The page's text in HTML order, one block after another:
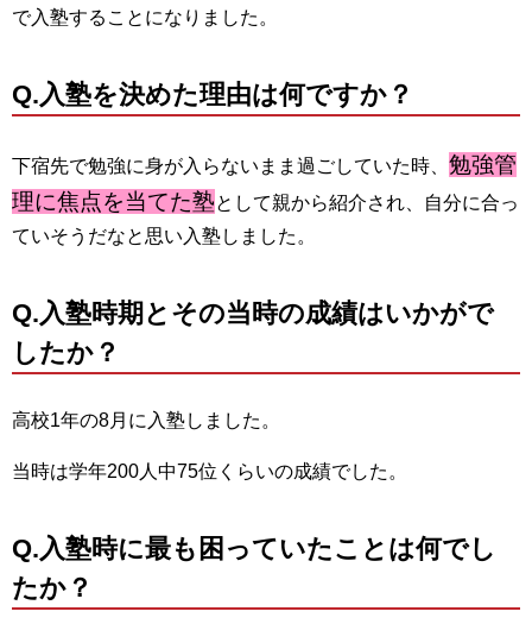
で入塾することになりました。
Q.入塾を決めた理由は何ですか？
下宿先で勉強に身が入らないまま過ごしていた時、 勉強管
理に焦点を当てた塾として親から紹介され、自分に合っ
ていそうだなと思い入塾しました。
Q.入塾時期とその当時の成績はいかがで
したか？
高校1年の8月に入塾しました。
当時は学年200人中75位くらいの成績でした。
Q.入塾時に最も困っていたことは何でし
たか？